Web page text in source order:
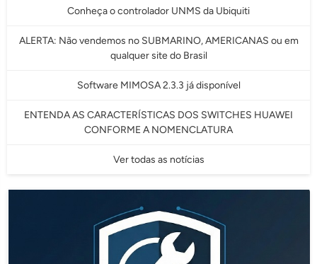
Conheça o controlador UNMS da Ubiquiti
ALERTA: Não vendemos no SUBMARINO, AMERICANAS ou em
qualquer site do Brasil
Software MIMOSA 2.3.3 já disponível
ENTENDA AS CARACTERÍSTICAS DOS SWITCHES HUAWEI
CONFORME A NOMENCLATURA
Ver todas as notícias